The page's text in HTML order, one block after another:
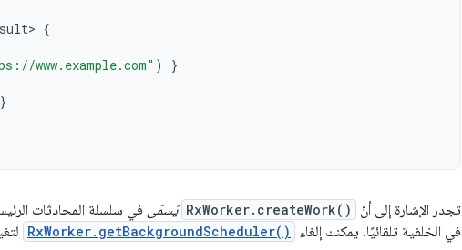
{
www.example.com" )
}
}
تجدر الإشارة إلى أنّ RxWorker.createWork() يُسمّى في سلسلة المحادثات
في الخلفية تلقائيًا. يمكنك إلغاء
RxWorker.getBackgroundScheduler()